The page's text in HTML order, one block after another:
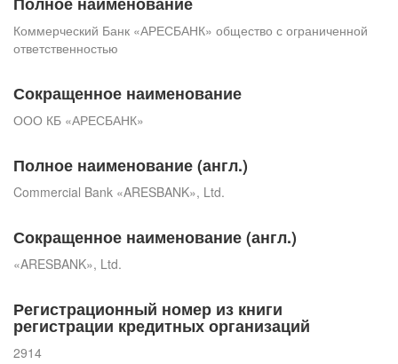
Коммерческий Банк «АРЕСБАНК» общество с ограниченной
ответственностью
Сокращенное наименование
ООО КБ «АРЕСБАНК»
Полное наименование (англ.)
Commercial Bank «ARESBANK», Ltd.
Сокращенное наименование (англ.)
«ARESBANK», Ltd.
Регистрационный номер из книги
регистрации кредитных организаций
2914